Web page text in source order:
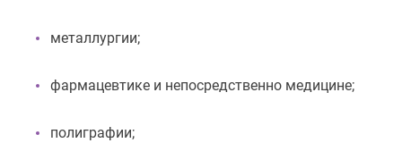
металлургии;
фармацевтике и непосредственно медицине;
полиграфии;